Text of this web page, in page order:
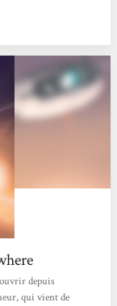
pas de mine, mais
depuis
qui vient de